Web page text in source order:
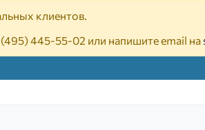
клиентов.
(495) 445-55-02 или напишите email на